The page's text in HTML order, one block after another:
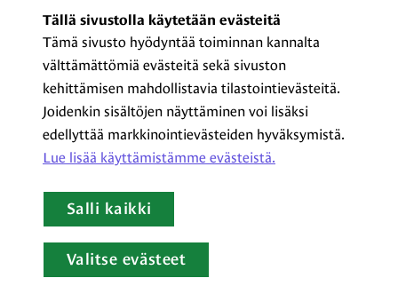
Tällä sivustolla käytetään evästeitä
Tämä sivusto hyödyntää toiminnan kannalta
välttämättömiä evästeitä sekä sivuston
kehittämisen mahdollistavia tilastointievästeitä.
Joidenkin sisältöjen näyttäminen voi lisäksi
edellyttää markkinointievästeiden hyväksymistä.
Lue lisää käyttämistämme evästeistä.​​​​​​
Salli kaikki
Valitse evästeet
ProCom – Viestinnän
ammattilaiset ry
Kasarmikatu 23 A 5, 2. krs
00130 Helsinki
+358 44 720 3022
procom@procom.fi
procom.fi
LinkedInFacebookInstagram